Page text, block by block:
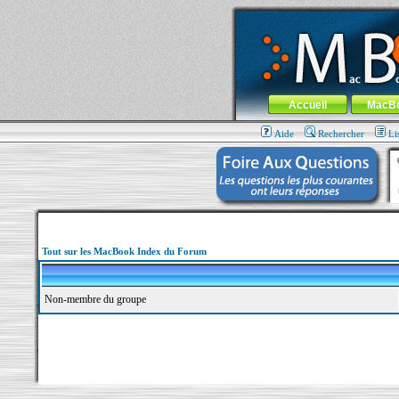
MacBook-fr.com : 100% Apple... 100%
Aller au contenu-Aller au menu
Menu général
Accueil
Aide Rechercher
Tout sur les MacBook Index du Forum
Non-membre du groupe